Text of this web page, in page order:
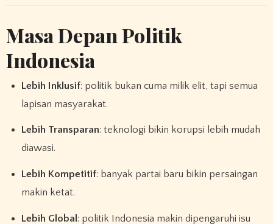
Masa Depan Politik
Indonesia
Lebih Inklusif: politik bukan cuma milik elit, tapi semua
lapisan masyarakat.
Lebih Transparan: teknologi bikin korupsi lebih mudah
diawasi.
Lebih Kompetitif: banyak partai baru bikin persaingan
makin ketat.
Lebih Global : politik Indonesia makin dipengaruhi isu